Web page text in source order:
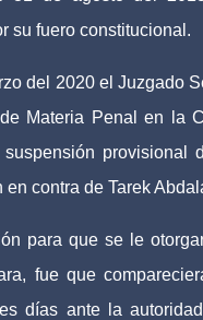
su fuero constitucional.
del 2020 el Juzgado
Materia Penal en la
provisional
en contra de Tarek
para que se le
fue que
días ante la